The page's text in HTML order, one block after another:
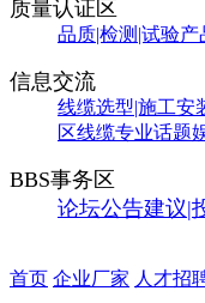
质量认证区
品质|检测|试验产
信息交流
线缆选型|施工安
区线缆专业话题
BBS事务区
论坛公告建议|
首页 企业厂家 人才招